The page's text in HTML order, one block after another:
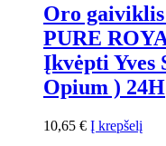
Oro
PURE
Įkvėpti Yves
Opium ) 24H
10,65 € Į krepšelį